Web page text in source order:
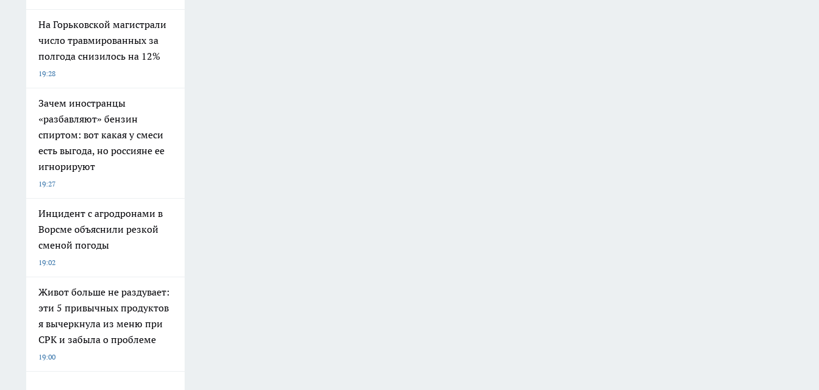
На Горьковской магистрали
число травмированных за
полгода снизилось на 12%
19:28
Зачем иностранцы
«разбавляют» бензин
спиртом: вот какая у смеси
есть выгода, но россияне ее
игнорируют
19:27
Инцидент с агродронами в
Ворсме объяснили резкой
сменой погоды
19:02
Живот больше не раздувает:
эти 5 привычных продуктов
я вычеркнула из меню при
СРК и забыла о проблеме
19:00